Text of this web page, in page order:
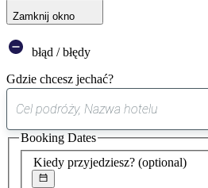
Zamknij okno
błąd / błędy
Gdzie chcesz jechać?
Kiedy przyjedziesz? (optional)
Booking Dates